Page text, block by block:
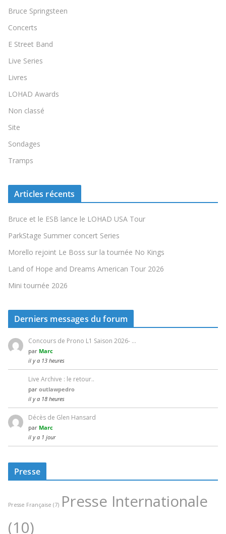
Bruce Springsteen
Concerts
E Street Band
Live Series
Livres
LOHAD Awards
Non classé
Site
Sondages
Tramps
Articles récents
Bruce et le ESB lance le LOHAD USA Tour
ParkStage Summer concert Series
Morello rejoint Le Boss sur la tournée No Kings
Land of Hope and Dreams American Tour 2026
Mini tournée 2026
Derniers messages du forum
Concours de Prono L1 Saison 2026- …
par Marc
il y a 13 heures
Live Archive : le retour..
par outlawpedro
il y a 18 heures
Décès de Glen Hansard
par Marc
il y a 1 jour
Presse
Presse Française (7) Presse Internationale
(10)